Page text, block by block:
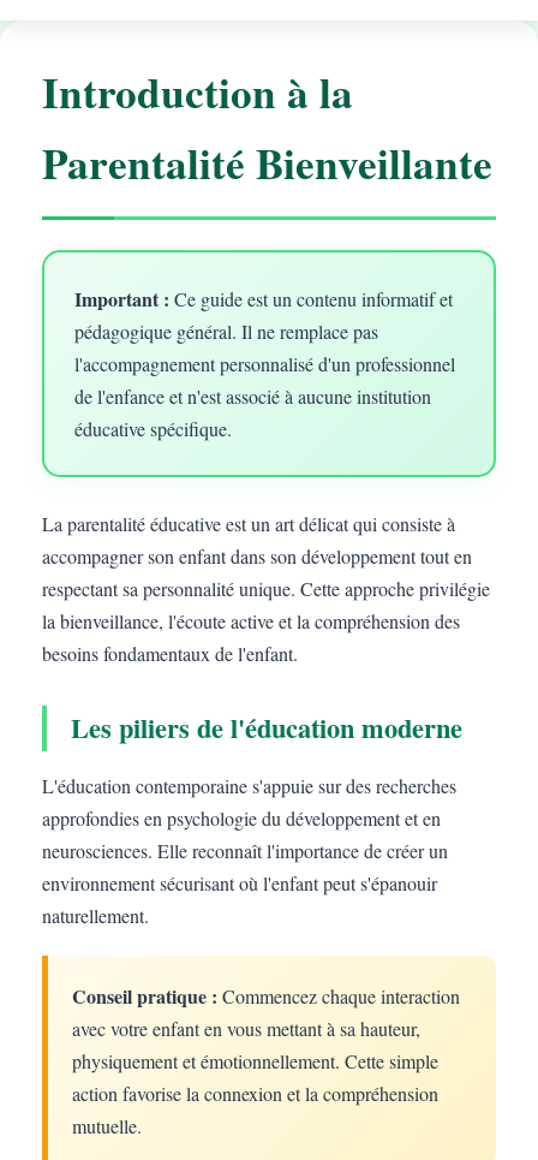
Introduction à la
Parentalité Bienveillante
Important : Ce guide est un contenu informatif et
pédagogique général. Il ne remplace pas
l'accompagnement personnalisé d'un professionnel
de l'enfance et n'est associé à aucune institution
éducative spécifique.
La parentalité éducative est un art délicat qui consiste à
accompagner son enfant dans son développement tout en
respectant sa personnalité unique. Cette approche privilégie
la bienveillance, l'écoute active et la compréhension des
besoins fondamentaux de l'enfant.
Les piliers de l'éducation moderne
L'éducation contemporaine s'appuie sur des recherches
approfondies en psychologie du développement et en
neurosciences. Elle reconnaît l'importance de créer un
environnement sécurisant où l'enfant peut s'épanouir
naturellement.
Conseil pratique : Commencez chaque interaction
avec votre enfant en vous mettant à sa hauteur,
physiquement et émotionnellement. Cette simple
action favorise la connexion et la compréhension
mutuelle.